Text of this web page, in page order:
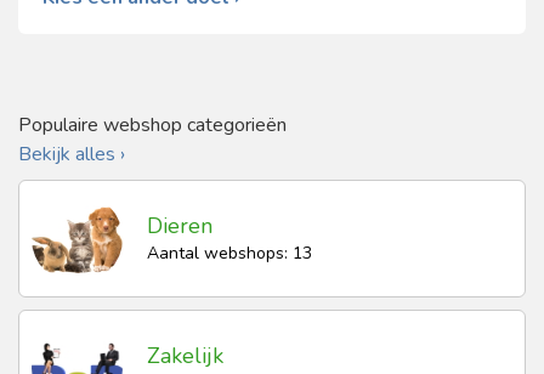
Populaire webshop categorieën
Bekijk alles ›
Dieren
Aantal webshops: 13
Zakelijk